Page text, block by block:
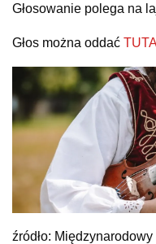
Głosowanie polega na
Głos można oddać
źródło: